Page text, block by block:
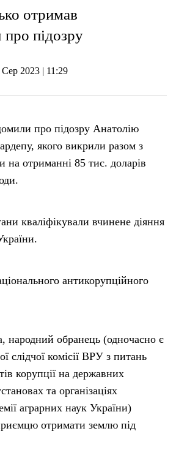
отримав
про підозру
Сер 2023 | 11:29
про підозру Анатолію
якого викрили разом з
на отриманні 85 тис. доларів
кваліфікували вчинене діяння
антикорупційного
народний обранець (одночасно є
слідчої комісії ВРУ з питань
корупції на державних
та організаціях
аграрних наук України)
отримати землю під